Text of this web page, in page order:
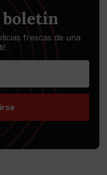
boletín
frescas de una